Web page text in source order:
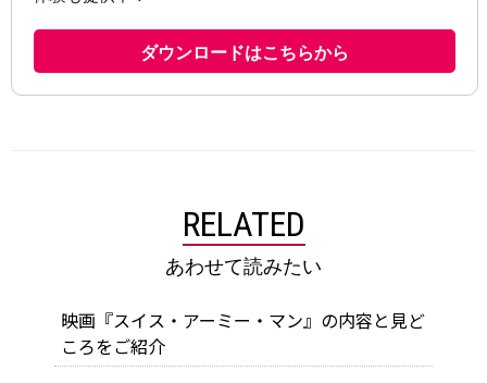
RELATED
あわせて読みたい
映画『スイス・アーミー・マン』の内容と見ど
ころをご紹介